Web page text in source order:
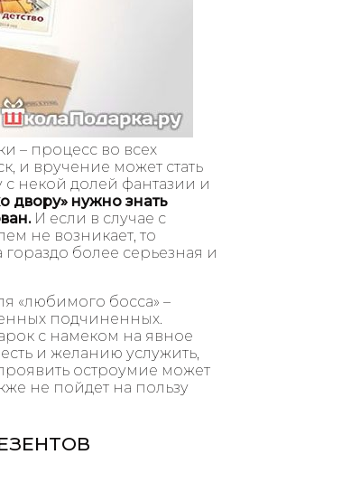
– процесс во всех
и вручение может стать
некой долей фантазии и
двору» нужно знать
И если в случае с
не возникает, то
более серьезная и
«любимого босса» –
подчиненных.
с намеком на явное
и желанию услужить,
остроумие может
не пойдет на пользу